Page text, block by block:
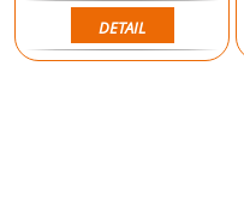
DETAIL